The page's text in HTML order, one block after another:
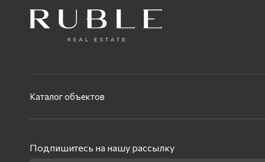
Каталог объектов
Подпишитесь на нашу рассылку